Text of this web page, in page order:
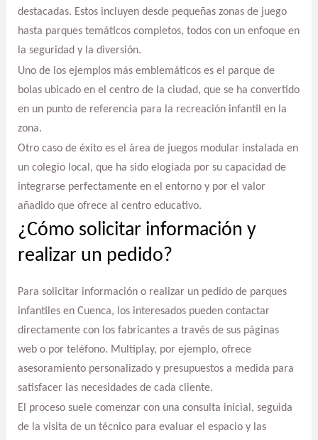
destacadas. Estos incluyen desde pequeñas zonas de juego
hasta parques temáticos completos, todos con un enfoque en
la seguridad y la diversión.
Uno de los ejemplos más emblemáticos es el parque de
bolas ubicado en el centro de la ciudad, que se ha convertido
en un punto de referencia para la recreación infantil en la
zona.
Otro caso de éxito es el área de juegos modular instalada en
un colegio local, que ha sido elogiada por su capacidad de
integrarse perfectamente en el entorno y por el valor
añadido que ofrece al centro educativo.
¿Cómo solicitar información y
realizar un pedido?
Para solicitar información o realizar un pedido de parques
infantiles en Cuenca, los interesados pueden contactar
directamente con los fabricantes a través de sus páginas
web o por teléfono. Multiplay, por ejemplo, ofrece
asesoramiento personalizado y presupuestos a medida para
satisfacer las necesidades de cada cliente.
El proceso suele comenzar con una consulta inicial, seguida
de la visita de un técnico para evaluar el espacio y las